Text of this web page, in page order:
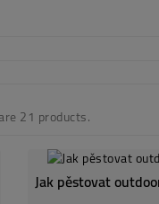
21 products.